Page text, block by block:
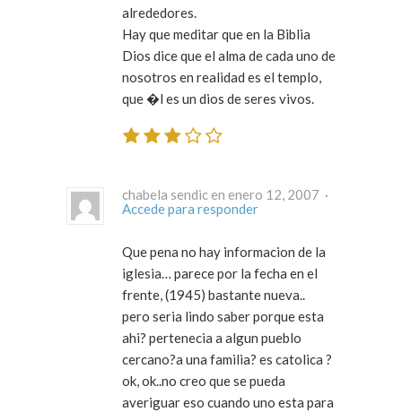
alrededores.
Hay que meditar que en la Biblia
Dios dice que el alma de cada uno de
nosotros en realidad es el templo,
que �l es un dios de seres vivos.
chabela sendic en enero 12, 2007 ·
Accede para responder
Que pena no hay informacion de la
iglesia… parece por la fecha en el
frente, (1945) bastante nueva..
pero seria lindo saber porque esta
ahi? pertenecia a algun pueblo
cercano?a una familia? es catolica ?
ok, ok..no creo que se pueda
averiguar eso cuando uno esta para